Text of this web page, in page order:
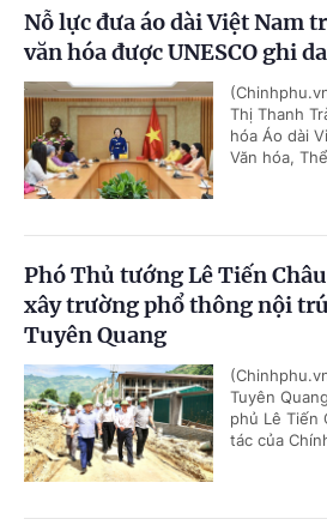
Nỗ lực đưa áo dài Việt Nam
văn hóa được UNESCO ghi
Thị Thanh
hóa Áo dài
Văn hóa,
Phó Thủ tướng Lê Tiến
xây trường phổ thông nội
Tuyên Quang
Tuyên
phủ Lê Tiến
tác của